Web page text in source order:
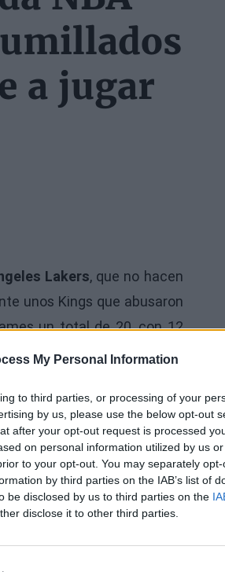
My Personal Information
to third parties, or processing of your
by us, please use the below opt-out
after your opt-out request is processed
on personal information utilized by us
to your opt-out. You may separately
by third parties on the IAB’s list of
be disclosed by us to third parties on the
disclose it to other third parties.
a jugar
Lakers, que no hacen
unos Kings que abusaron
un total de 20, con 12
con Draymond Green